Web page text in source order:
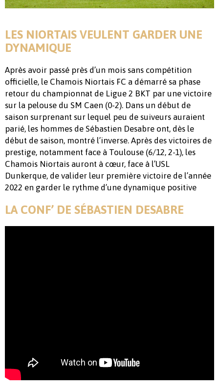
LES NIORTAIS VEULENT GARDER UNE
DYNAMIQUE
Après avoir passé près d’un mois sans compétition
officielle, le Chamois Niortais FC a démarré sa phase
retour du championnat de Ligue 2 BKT par une victoire
sur la pelouse du SM Caen (0-2). Dans un début de
saison surprenant sur lequel peu de suiveurs auraient
parié, les hommes de Sébastien Desabre ont, dès le
début de saison, montré l’inverse. Après des victoires de
prestige, notamment face à Toulouse (6/12, 2-1), les
Chamois Niortais auront à cœur, face à l’USL
Dunkerque, de valider leur première victoire de l’année
2022 en garder le rythme d’une dynamique positive
LA CONF’ DE SÉBASTIEN DESABRE